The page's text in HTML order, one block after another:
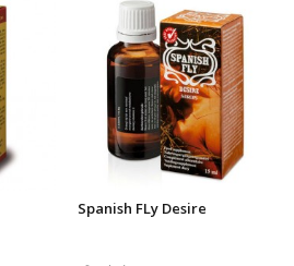
Spanish FLy Desire